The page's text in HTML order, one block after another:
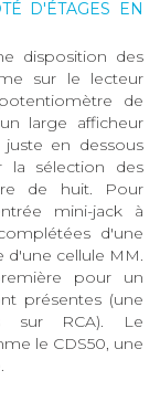
D'ÉTAGES EN
disposition des
sur le lecteur
de
large afficheur
en dessous
la sélection des
de huit. Pour
mini-jack à
d'une
cellule MM.
pour un
présentes (une
sur RCA). Le
le CDS50, une